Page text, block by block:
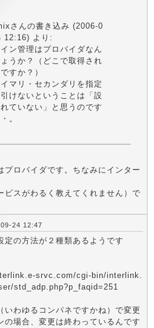
さんの書き込み (2006-0
12:16) より:
イン管理はプロバイダなん
うか？（どこで取得され
すか？）
マリ・セカンダリを指定
けないということは「設
ていない」と思うのです
。
プロバイダです。ちなみにインター
ビスがわるく教えてくれません）で
24 12:47
定の方法が２種類あるようです
srvc.com/cgi-bin/interlink.
std_adp.php?p_faqid=251
いわゆるコンパネですかね）で変更
の場合、変更は終わっているんです